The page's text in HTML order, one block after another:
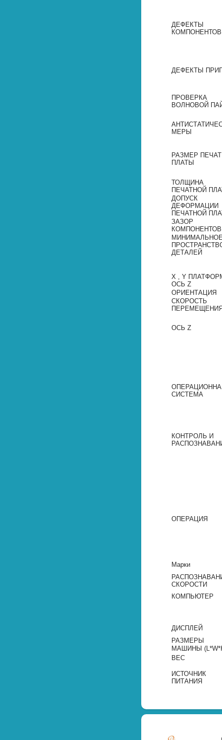
ДЕФЕКТЫ
КОМПОНЕНТОВ
ДЕФЕКТЫ
ПРОВЕРКА
ВОЛНОВОЙ
МЕРЫ
РАЗМЕР
ПЛАТЫ
ТОЛЩИНА
ПЕЧАТНОЙ
ДОПУСК
ДЕФОРМАЦИИ
ПЕЧАТНОЙ
ЗАЗОР
КОМПОНЕНТОВ
ДЕТАЛЕЙ
X , Y
ОСЬ Z
ОРИЕНТАЦИЯ
СКОРОСТЬ
ОСЬ Z
СИСТЕМА
КОНТРОЛЬ И
ОПЕРАЦИЯ
Марки
СКОРОСТИ
КОМПЬЮТЕР
ДИСПЛЕЙ
РАЗМЕРЫ
МАШИНЫ
ВЕС
ИСТОЧНИК
ПИТАНИЯ